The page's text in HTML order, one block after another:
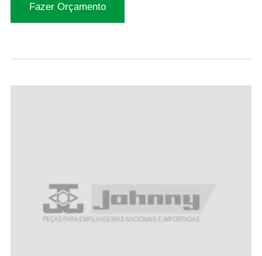
Fazer Orçamento